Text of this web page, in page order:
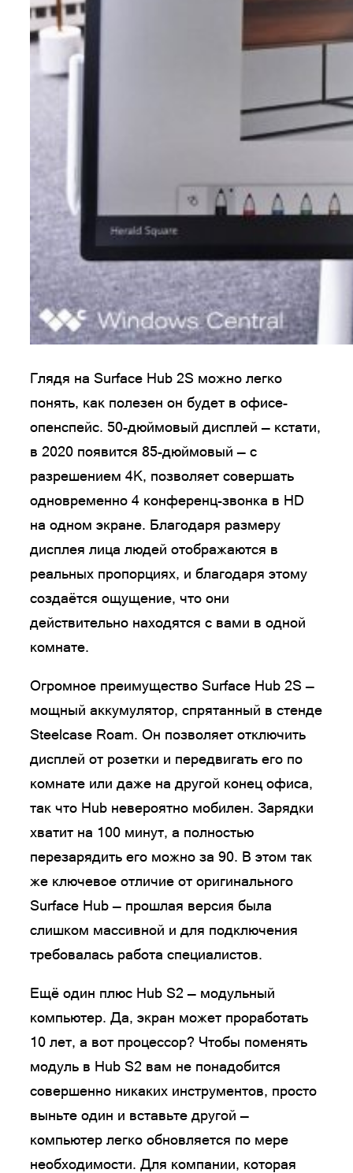
Глядя на Surface Hub 2S можно легко
понять, как полезен он будет в офисе-
опенспейс. 50-дюймовый дисплей — кстати,
в 2020 появится 85-дюймовый — с
разрешением 4К, позволяет совершать
одновременно 4 конференц-звонка в HD
на одном экране. Благодаря размеру
дисплея лица людей отображаются в
реальных пропорциях, и благодаря этому
создаётся ощущение, что они
действительно находятся с вами в одной
комнате.
Огромное преимущество Surface Hub 2S —
мощный аккумулятор, спрятанный в стенде
Steelcase Roam. Он позволяет отключить
дисплей от розетки и передвигать его по
комнате или даже на другой конец офиса,
так что Hub невероятно мобилен. Зарядки
хватит на 100 минут, а полностью
перезарядить его можно за 90. В этом так
же ключевое отличие от оригинального
Surface Hub — прошлая версия была
слишком массивной и для подключения
требовалась работа специалистов.
Ещё один плюс Hub S2 — модульный
компьютер. Да, экран может проработать
10 лет, а вот процессор? Чтобы поменять
модуль в Hub S2 вам не понадобится
совершенно никаких инструментов, просто
выньте один и вставьте другой —
компьютер легко обновляется по мере
необходимости. Для компании, которая